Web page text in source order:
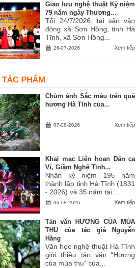
Giao lưu nghệ thuật Kỷ niệm
79 năm ngày Thương...
Tối 24/7/2026, tại sân vận
động xã Sơn Hồng, tỉnh Hà
Tĩnh, xã Sơn Hồng...
Xem tiếp
26-07-2026
PHẨM
Chùm ảnh Sắc màu trên quê
hương Hà Tĩnh của...
Xem tiếp
07-08-2026
Khai mạc Liên hoan Dân ca
Ví, Giặm Nghệ Tĩnh...
Nhân kỷ niệm 195 năm
thành lập tỉnh Hà Tĩnh (1831
- 2026) và 35 năm tái...
Xem tiếp
06-08-2026
Tản văn HƯƠNG CỦA MÙA
THU của tác giả Nguyễn
Hằng
Văn học nghệ thuật Hà Tĩnh
giới thiệu tản văn “Hương
của mùa thu” của...